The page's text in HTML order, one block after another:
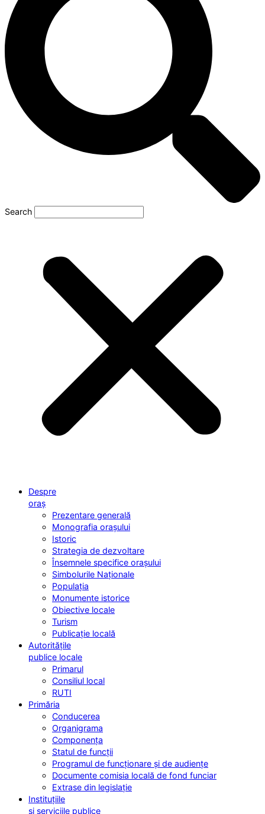
Search
Despre
oraș
Prezentare generală
Monografia orașului
Istoric
Strategia de dezvoltare
Însemnele specifice orașului
Simbolurile Naționale
Populația
Monumente istorice
Obiective locale
Turism
Publicație locală
Autoritățile
publice locale
Primarul
Consiliul local
RUTI
Primăria
Conducerea
Organigrama
Componența
Statul de funcții
Programul de funcționare și de audiențe
Documente comisia locală de fond funciar
Extrase din legislație
Instituțiile
și serviciile publice